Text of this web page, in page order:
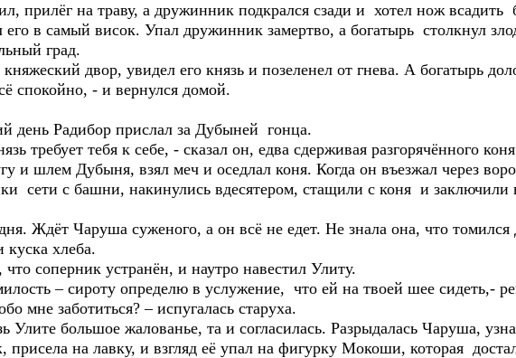
прилёг на траву, а дружинник подкрался сзади и хотел нож
его в самый висок. Упал дружинник замертво, а богатырь столкнул
град.
двор, увидел его князь и позеленел от гнева. А богатырь
спокойно, - и вернулся домой.
день Радибор прислал за Дубыней гонца.
требует тебя к себе, - сказал он, едва сдерживая разгорячённого
и шлем Дубыня, взял меч и оседлал коня. Когда он въезжал через
сети с башни, накинулись вдесятером, стащили с коня и заключили
Ждёт Чаруша суженого, а он всё не едет. Не знала она, что
хлеба.
соперник устранён, и наутро навестил Улиту.
– сироту определю в услужение, что ей на твоей шее сидеть,-
мне заботиться? – испугалась старуха.
Улите большое жалованье, та и согласилась. Разрыдалась Чаруша,
присела на лавку, и взгляд её упал на фигурку Мокоши, которая